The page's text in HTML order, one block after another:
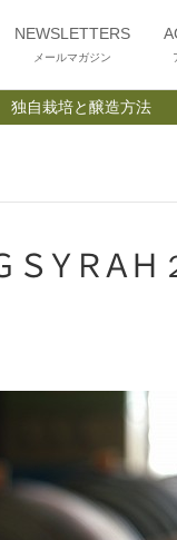
NEWSLETTERS
メールマガジン
独自栽培と醸造方法
ＳＹＲＡＨ